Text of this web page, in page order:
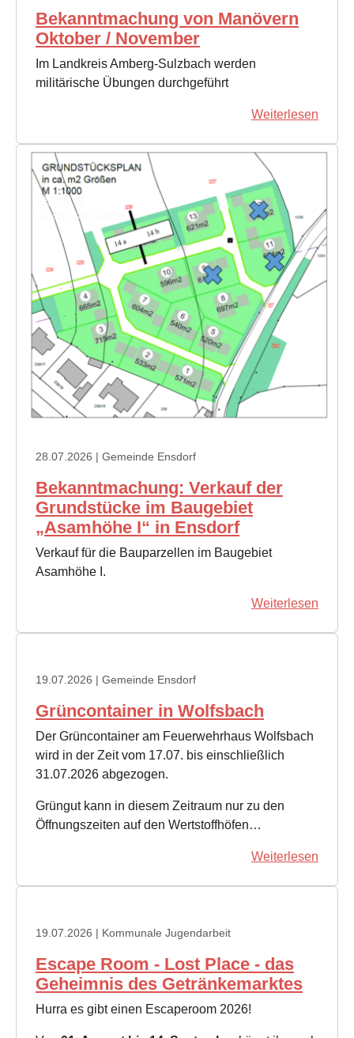
Bekanntmachung von Manövern
Oktober / November
Im Landkreis Amberg-Sulzbach werden
militärische Übungen durchgeführt
Weiterlesen
28.07.2026 | Gemeinde Ensdorf
Bekanntmachung: Verkauf der
Grundstücke im Baugebiet
„Asamhöhe I“ in Ensdorf
Verkauf für die Bauparzellen im Baugebiet
Asamhöhe I.
Weiterlesen
19.07.2026 | Gemeinde Ensdorf
Grüncontainer in Wolfsbach
Der Grüncontainer am Feuerwehrhaus Wolfsbach
wird in der Zeit vom 17.07. bis einschließlich
31.07.2026 abgezogen.
Grüngut kann in diesem Zeitraum nur zu den
Öffnungszeiten auf den Wertstoffhöfen…
Weiterlesen
19.07.2026 | Kommunale Jugendarbeit
Escape Room - Lost Place - das
Geheimnis des Getränkemarktes
Hurra es gibt einen Escaperoom 2026!